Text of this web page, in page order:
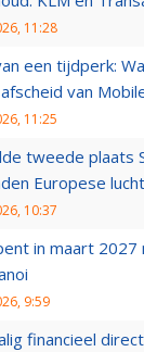
11:28
een tijdperk:
van
11:25
tweede plaats
Europese
10:37
in maart 2027
9:59
financieel